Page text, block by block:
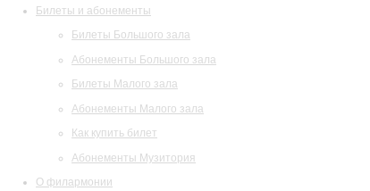
Билеты и абонементы
Билеты Большого зала
Абонементы Большого зала
Билеты Малого зала
Абонементы Малого зала
Как купить билет
Абонементы Музитория
О филармонии